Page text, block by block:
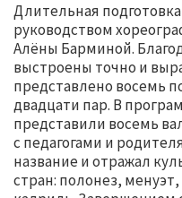
Длительная
руководством
Алёны Барминой.
выстроены точно и
представлено восемь
двадцати пар. В
представили восемь
с педагогами и
название и отражал
стран: полонез, менуэт,